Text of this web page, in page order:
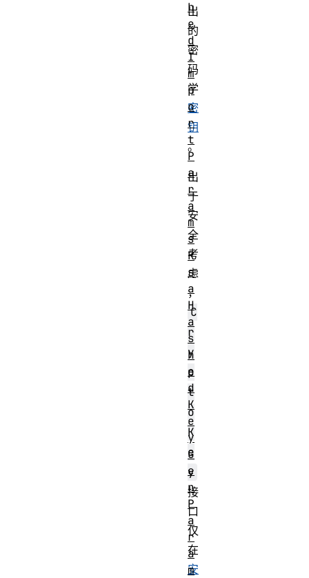
出
的
密
码
学
密
钥
。
出
于
安
全
考
虑
，
C
r
y
p
t
o
K
e
y
接
口
仅
在
安
h
e
d
I
m
p
o
r
t
P
a
r
a
m
s
R
s
a
H
a
s
h
e
d
K
e
y
G
e
n
P
a
r
a
m